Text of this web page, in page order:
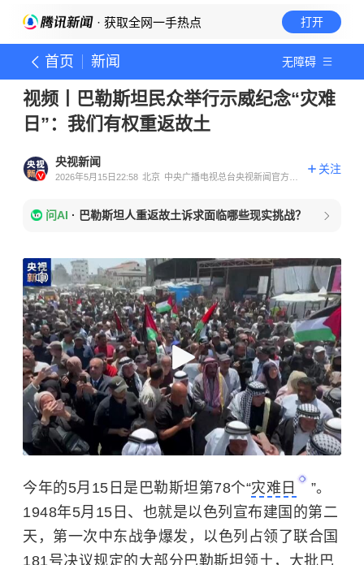
· 获取全网一手热点 打开
首页 新闻 无障碍
视频丨巴勒斯坦民众举行示威纪念“灾难
日”：我们有权重返故土
央视新闻
2026年5月15日22:58 北京 中央广播电视总台央视新闻官方账
关注
问AI · 巴勒斯坦人重返故土诉求面临哪些现实挑战？
今年的5月15日是巴勒斯坦第78个“灾难日
”。
1948年5月15日、也就是以色列宣布建国的第二
天，第一次中东战争爆发，以色列占领了联合国
181号决议规定的大部分巴勒斯坦领土，大批巴